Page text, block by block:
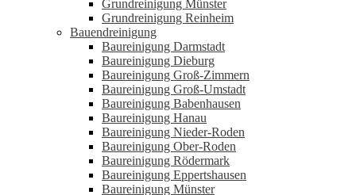
Grundreinigung Münster
Grundreinigung Reinheim
Bauendreinigung
Baureinigung Darmstadt
Baureinigung Dieburg
Baureinigung Groß-Zimmern
Baureinigung Groß-Umstadt
Baureinigung Babenhausen
Baureinigung Hanau
Baureinigung Nieder-Roden
Baureinigung Ober-Roden
Baureinigung Rödermark
Baureinigung Eppertshausen
Baureinigung Münster